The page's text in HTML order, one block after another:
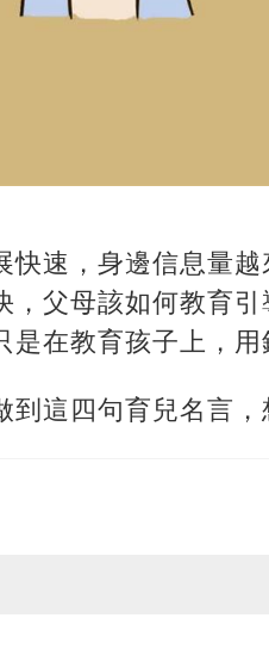
快速，身邊信息量
，父母該如何教育
是在教育孩子上，用
到這四句育兒名言，